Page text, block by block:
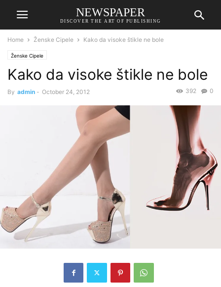
NEWSPAPER
DISCOVER THE ART OF PUBLISHING
Home Ženske Cipele Kako da visoke štikle ne bole
Ženske Cipele
Kako da visoke štikle ne bole
By admin - October 24, 2012 0
392